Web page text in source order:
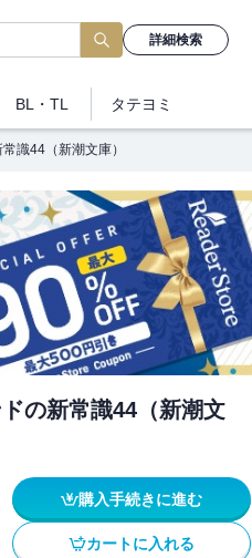
詳細検索
BL・TL タテヨミ
識44（新潮文庫）
の新常識44（新潮文
購入手続きに進む
カートに入れる